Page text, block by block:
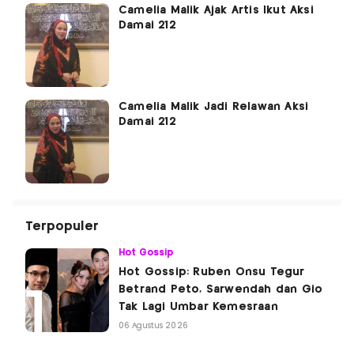
Camelia Malik Ajak Artis Ikut Aksi
Damai 212
Camelia Malik Jadi Relawan Aksi
Damai 212
Terpopuler
Hot Gossip
Hot Gossip: Ruben Onsu Tegur
Betrand Peto, Sarwendah dan Gio
Tak Lagi Umbar Kemesraan
06 Agustus 2026